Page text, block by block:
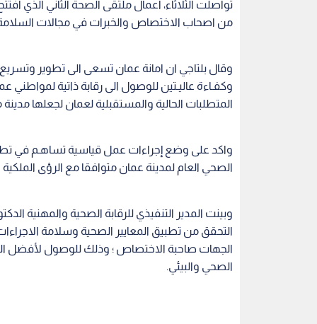
تواصلت الثلاثاء، اعمال ملتقى الصحة الثاني الذي
من اصحاب الاختصاص والخبرات في مجالات السلامة
وقال بلتاجي ان امانة عمان تسعى الى تطوير
وكفـاءة عاليـتين للوصول الى رقابة ذاتية
المتطلبات الحالية والمستقبلية لعمان لجعلها
واكد على وضع إجراءات عمل قياسية تساهـم في
الصحي العام لمدينة عمان متوافقا مع الرؤى الملكية
وبينت المدير التنفيذي للرقابة الصحية والمهنية
التحقق من تطبيق المعايير الصحية وسلامة
الجهات صاحبة الاختصاص ؛ وذلك للوصول لأفضل
الصحي والبيئي.